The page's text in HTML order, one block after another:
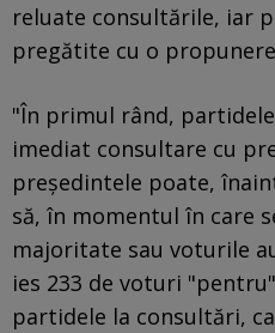
reluate consultările, iar
pregătite cu o
"În primul rând,
imediat consultare cu
președintele poate,
să, în momentul în care
majoritate sau voturile
ies 233 de voturi
partidele la consultări,